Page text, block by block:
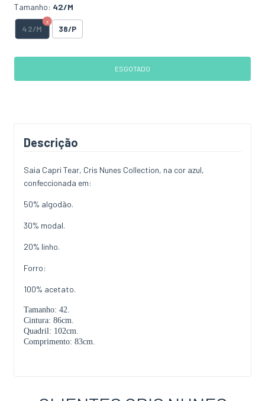
Tamanho: 42/M
42/M 38/P
Descrição
Saia Capri Tear, Cris Nunes Collection, na cor azul,
confeccionada em:
50% algodão.
30% modal.
20% linho.
Forro:
100% acetato.
Tamanho: 42.
Cintura: 86cm.
Quadril: 102cm.
Comprimento: 83cm.